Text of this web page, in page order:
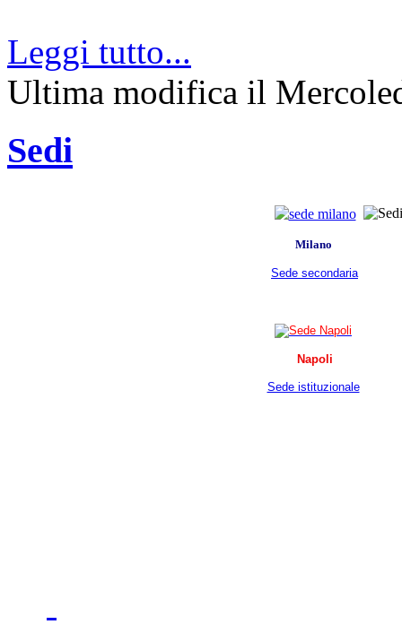
Leggi tutto...
Ultima modifica il
Sedi
Milano
Sede secondaria
Napoli
Sede istituzionale